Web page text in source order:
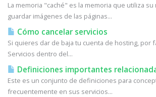
La memoria "caché" es la memoria que utiliza su
guardar imágenes de las páginas...
Cómo cancelar servicios
Si quieres dar de baja tu cuenta de hosting, por
Servicios dentro del...
Definiciones importantes
Este es un conjunto de definiciones para
frecuentemente en sus servicios...